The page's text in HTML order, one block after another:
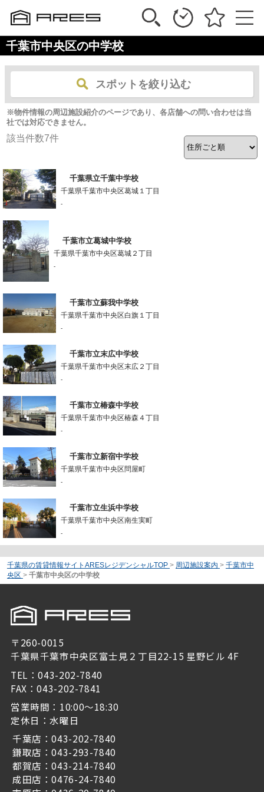
千葉市中央区の中学校
スポットを絞り込む
※物件情報の周辺施設紹介のページであり、各店舗への問い合わせは当
社では対応できません。
該当件数7件
千葉県立千葉中学校
千葉県千葉市中央区葛城１丁目
-
千葉市立葛城中学校
千葉県千葉市中央区葛城２丁目
-
千葉市立蘇我中学校
千葉県千葉市中央区白旗１丁目
-
千葉市立末広中学校
千葉県千葉市中央区末広２丁目
-
千葉市立椿森中学校
千葉県千葉市中央区椿森４丁目
-
千葉市立新宿中学校
千葉県千葉市中央区問屋町
-
千葉市立生浜中学校
千葉県千葉市中央区南生実町
-
千葉県の賃貸情報サイトARESレジデンシャルTOP > 周辺施設案内 > 千葉市中
央区 > 千葉市中央区の中学校
〒260-0015
千葉県千葉市中央区富士見２丁目22-15 星野ビル 4F
TEL：043-202-7840
FAX：043-202-7841
営業時間：10:00～18:30
定休日：水曜日
千葉店：043-202-7840
鎌取店：043-293-7840
都賀店：043-214-7840
成田店：0476-24-7840